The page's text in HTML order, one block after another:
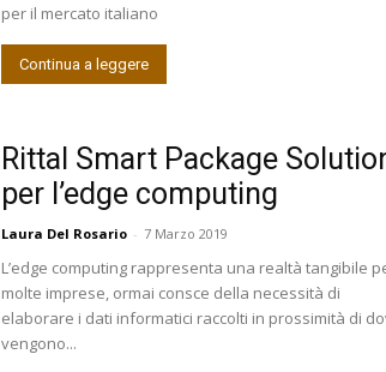
per il mercato italiano
Continua a leggere
Rittal Smart Package
per l’edge computing
Laura Del Rosario - 7 Marzo 2019
L’edge computing rappresenta una realtà tangibile
molte imprese, ormai consce della necessità di
elaborare i dati informatici raccolti in prossimità di
vengono...